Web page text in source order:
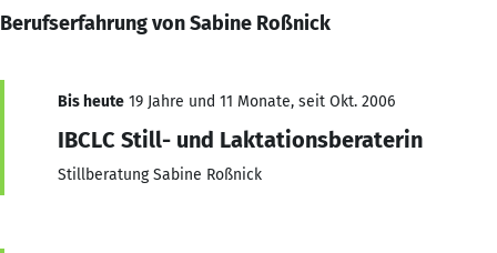
Berufserfahrung von Sabine Roßnick
Bis heute 19 Jahre und 11 Monate, seit Okt. 2006
IBCLC Still- und Laktationsberaterin
Stillberatung Sabine Roßnick